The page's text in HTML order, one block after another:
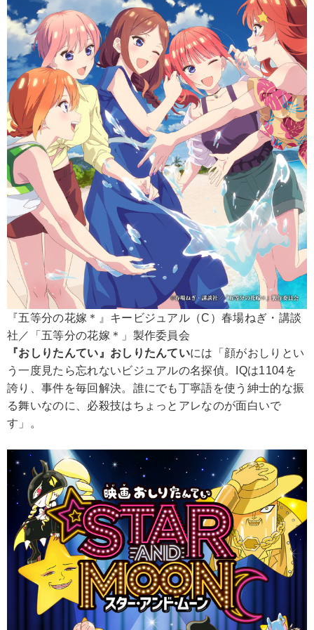
『五等分の花嫁＊』キービジュアル（C）春場ねぎ・講談
社／「五等分の花嫁＊」製作委員会
『おしりたんてい』おしりたんていには「顔がおしりとい
う一度見たら忘れないビジュアルの名探偵。IQは1104を
誇り、事件を毎回解決。誰にでも丁寧語を使う紳士的な振
る舞いなのに、必殺技はちょっとアレなのが面白いで
す」。